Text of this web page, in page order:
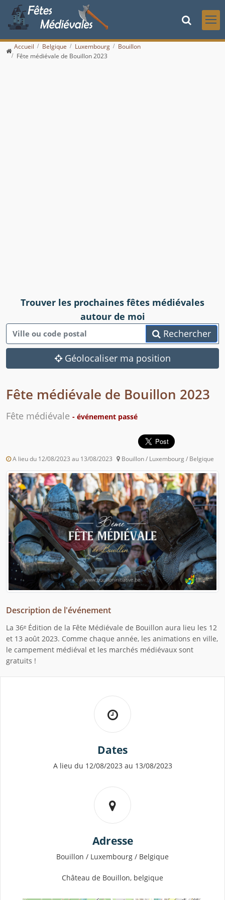
Accueil Belgique Luxembourg
Bouillon
Fête médiévale de Bouillon 2023
Trouver les prochaines fêtes médiévales
autour de moi
Rechercher
Géolocaliser ma position
Fête médiévale de Bouillon 2023
Fête médiévale - événement passé
A lieu du 12/08/2023 au 13/08/2023 Bouillon / Luxembourg / Belgique
Description de l'événement
La 36ᵉ Édition de la Fête Médiévale de Bouillon aura lieu les 12
et 13 août 2023. Comme chaque année, les animations en ville,
le campement médiéval et les marchés médiévaux sont
gratuits !
Dates
A lieu du 12/08/2023 au 13/08/2023
Adresse
Bouillon / Luxembourg / Belgique
Château de Bouillon, belgique